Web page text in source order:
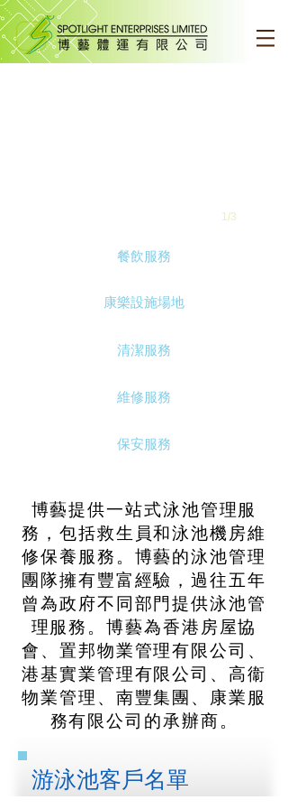
1/3
餐飲服務
康樂設施場地
清潔服務
維修服務
保安服務
博藝提供一站式泳池管理服
務，包括救生員和泳池機房維
修保養服務。博藝的泳池管理
團隊擁有豐富經驗，過往五年
曾為政府不同部門提供泳池管
理服務。博藝為香港房屋協
會、置邦物業管理有限公司、
港基實業管理有限公司、高衞
物業管理、南豐集團、康業服
務有限公司的承辦商。
游泳池客戶名單